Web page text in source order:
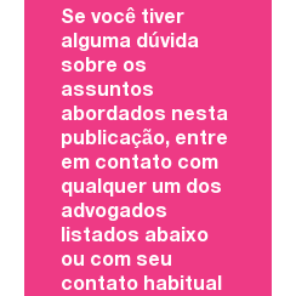
Se você tiver
alguma dúvida
sobre os
assuntos
abordados nesta
publicação, entre
em contato com
qualquer um dos
advogados
listados abaixo
ou com seu
contato habitual